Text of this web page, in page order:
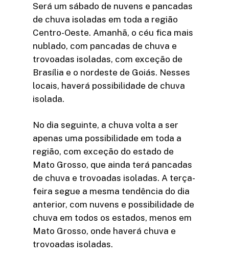
Será um sábado de nuvens e pancadas
de chuva isoladas em toda a região
Centro-Oeste. Amanhã, o céu fica mais
nublado, com pancadas de chuva e
trovoadas isoladas, com exceção de
Brasília e o nordeste de Goiás. Nesses
locais, haverá possibilidade de chuva
isolada.
No dia seguinte, a chuva volta a ser
apenas uma possibilidade em toda a
região, com exceção do estado de
Mato Grosso, que ainda terá pancadas
de chuva e trovoadas isoladas. A terça-
feira segue a mesma tendência do dia
anterior, com nuvens e possibilidade de
chuva em todos os estados, menos em
Mato Grosso, onde haverá chuva e
trovoadas isoladas.